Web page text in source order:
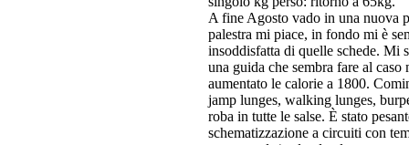
A fine Agosto vado in una nuova
palestra mi piace, in fondo mi è
insoddisfatta di quelle schede. Mi
una guida che sembra fare al
aumentato le calorie a 1800.
jamp lunges, walking lunges,
roba in tutte le salse. È stato
schematizzazione a circuiti con